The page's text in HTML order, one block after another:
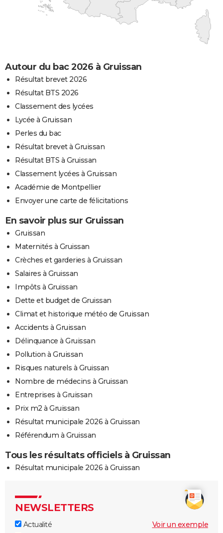
Autour du bac 2026 à Gruissan
Résultat brevet 2026
Résultat BTS 2026
Classement des lycées
Lycée à Gruissan
Perles du bac
Résultat brevet à Gruissan
Résultat BTS à Gruissan
Classement lycées à Gruissan
Académie de Montpellier
Envoyer une carte de félicitations
En savoir plus sur Gruissan
Gruissan
Maternités à Gruissan
Crèches et garderies à Gruissan
Salaires à Gruissan
Impôts à Gruissan
Dette et budget de Gruissan
Climat et historique météo de Gruissan
Accidents à Gruissan
Délinquance à Gruissan
Pollution à Gruissan
Risques naturels à Gruissan
Nombre de médecins à Gruissan
Entreprises à Gruissan
Prix m2 à Gruissan
Résultat municipale 2026 à Gruissan
Référendum à Gruissan
Tous les résultats officiels à Gruissan
Résultat municipale 2026 à Gruissan
NEWSLETTERS
Actualité
Voir un exemple